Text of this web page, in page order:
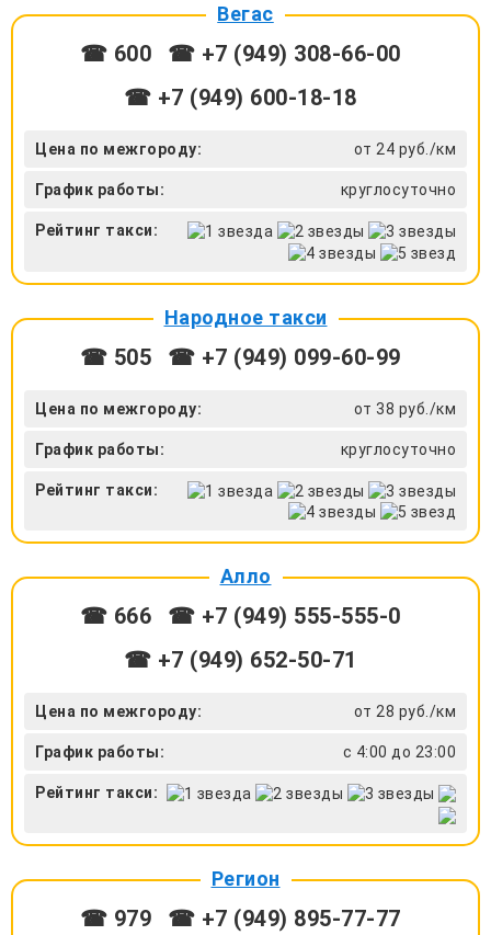
Вегас
☎ 600
☎ +7 (949) 308-66-00
☎ +7 (949) 600-18-18
Цена по межгороду: от 24 руб./км
График работы: круглосуточно
Рейтинг такси:
Народное такси
☎ 505 ☎ +7 (949) 099-60-99
Цена по межгороду: от 38 руб./км
График работы: круглосуточно
Рейтинг такси:
Алло
☎ 666
☎ +7 (949) 555-555-0
☎ +7 (949) 652-50-71
Цена по межгороду: от 28 руб./км
График работы: с 4:00 до 23:00
Рейтинг такси:
Регион
☎ 979 ☎ +7 (949) 895-77-77